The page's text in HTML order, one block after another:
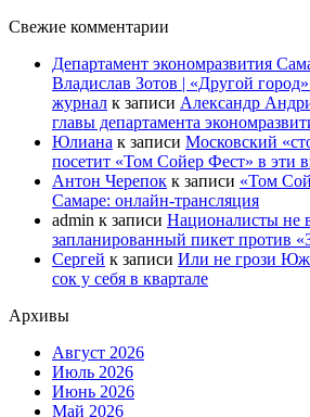
Свежие комментарии
Департамент экономразвития
Владислав Зотов | «Другой
журнал к записи Александр
главы департамента
Юлиана к записи Московский
посетит «Том Сойер Фест» в эти
Антон Черепок к записи «Том
Самаре: онлайн-трансляция
admin к записи Националисты не
запланированный пикет против
Сергей к записи Или не грози
сок у себя в квартале
Архивы
Август 2026
Июль 2026
Июнь 2026
Май 2026